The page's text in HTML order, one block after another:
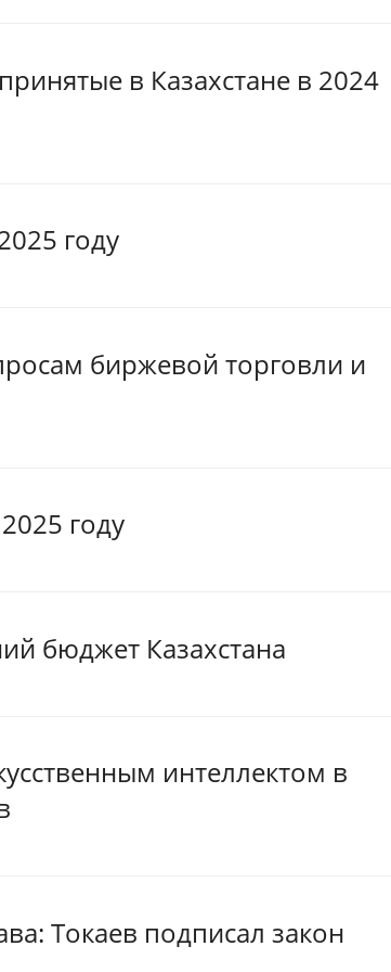
в Казахстане в 2024
году
биржевой торговли и
году
бюджет Казахстана
интеллектом в
Токаев подписал закон